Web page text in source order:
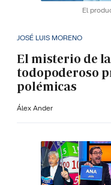
El
JOSÉ LUIS MORENO
El misterio de
todopoderoso
polémicas
Álex Ander